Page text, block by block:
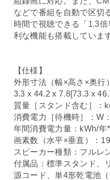
などで番組を自動で区切
時間で視聴できる「1.3
利な機能も搭載していま
【仕様】
外形寸法（幅×高さ×奥行
3.3 x 44.2 x 7.8[73.3 x
質量［スタンド含む］：
消費電力［待機時］：W
年間消費電力量：kWh/年
画素数（水平×垂直）：
スピーカー種類：フルレ
付属品：標準スタンド、
源コード、単4形乾電池